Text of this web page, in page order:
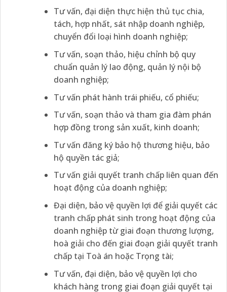
Tư vấn, đại diện thực hiện thủ tục chia,
tách, hợp nhất, sát nhập doanh nghiệp,
chuyển đổi loại hình doanh nghiệp;
Tư vấn, soạn thảo, hiệu chỉnh bộ quy
chuẩn quản lý lao động, quản lý nội bộ
doanh nghiệp;
Tư vấn phát hành trái phiếu, cổ phiếu;
Tư vấn, soạn thảo và tham gia đàm phán
hợp đồng trong sản xuất, kinh doanh;
Tư vấn đăng ký bảo hộ thương hiệu, bảo
hộ quyền tác giả;
Tư vấn giải quyết tranh chấp liên quan đến
hoạt động của doanh nghiệp;
Đại diện, bảo vệ quyền lợi để giải quyết các
tranh chấp phát sinh trong hoạt động của
doanh nghiệp từ giai đoạn thương lượng,
hoà giải cho đến giai đoạn giải quyết tranh
chấp tại Toà án hoặc Trọng tài;
Tư vấn, đại diện, bảo vệ quyền lợi cho
khách hàng trong giai đoạn giải quyết tại